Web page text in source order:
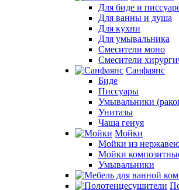
Для биде и
Для ванны и душа
Для кухни
Для умывальника
Смесители моно
Смесители
Санфаянс
Биде
Писсуары
Умывальники
Унитазы
Чаша генуя
Мойки
Мойки из
Мойки
Умывальники